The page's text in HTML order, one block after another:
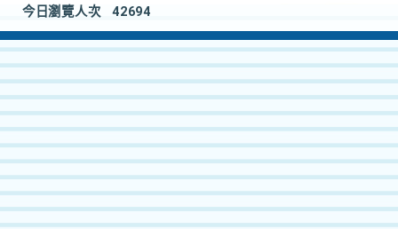
今日瀏覽人次
42694